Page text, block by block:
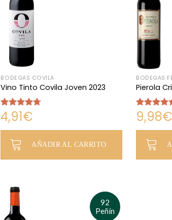
BODEGAS COVILA
Vino Tinto Covila Joven 2023
Valorado
con4.67
de 5
4,91€
AÑADIR AL CARRITO
BODEGAS
Pierola
Valorado
con4.66
de 5
9,98€
92
Peñín